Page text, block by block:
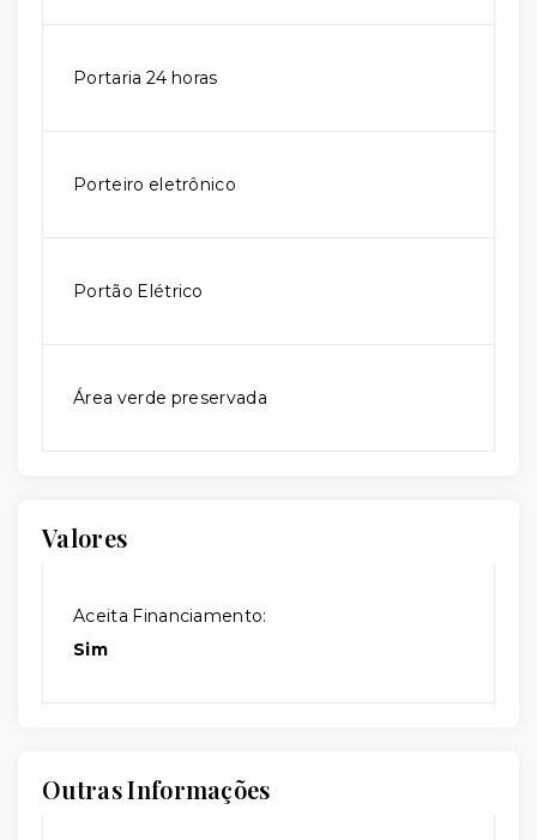
Portaria 24 horas
Porteiro eletrônico
Portão Elétrico
Área verde preservada
Valores
Aceita Financiamento:
Sim
Outras Informações